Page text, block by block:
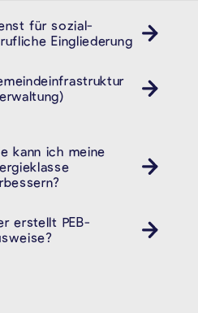
für sozial-
Eingliederung
öhsz dsbe
kann ich meine
erstellt PEB-